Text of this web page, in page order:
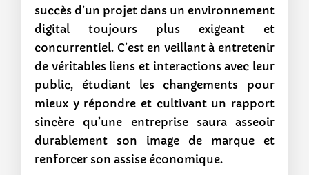
succès d’un projet dans un environnement
digital toujours plus exigeant et
concurrentiel. C’est en veillant à entretenir
de véritables liens et interactions avec leur
public, étudiant les changements pour
mieux y répondre et cultivant un rapport
sincère qu’une entreprise saura asseoir
durablement son image de marque et
renforcer son assise économique.